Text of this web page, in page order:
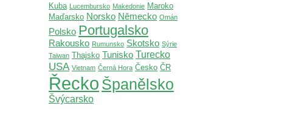
Kuba Lucembursko Makedonie Maroko
Maďarsko Norsko Německo Omán
Polsko Portugalsko
Rakousko Rumunsko Skotsko Sýrie
Taiwan Thajsko Tunisko Turecko
USA Vietnam Černá Hora Česko ČR
Řecko Španělsko
Švýcarsko